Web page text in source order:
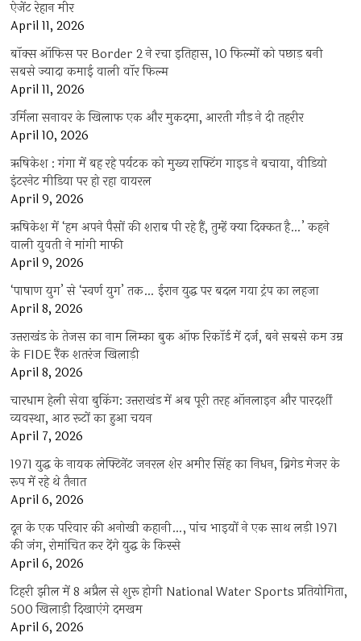
ऐजेंट रेहान मीर
April 11, 2026
बॉक्स ऑफिस पर Border 2 ने रचा इतिहास, 10 फिल्मों को पछाड़ बनी
सबसे ज्यादा कमाई वाली वॉर फिल्म
April 11, 2026
उर्मिला सनावर के खिलाफ एक और मुकदमा, आरती गौड़ ने दी तहरीर
April 10, 2026
ऋषिकेश : गंगा में बह रहे पर्यटक को मुख्य राफ्टिंग गाइड ने बचाया, वीडियो
इंटरनेट मीडिया पर हो रहा वायरल
April 9, 2026
ऋषिकेश में ‘हम अपने पैसों की शराब पी रहे हैं, तुम्हें क्या दिक्कत है…’ कहने
वाली युवती ने मांगी माफी
April 9, 2026
‘पाषाण युग’ से ‘स्वर्ण युग’ तक… ईरान युद्ध पर बदल गया ट्रंप का लहजा
April 8, 2026
उत्तराखंड के तेजस का नाम लिम्का बुक ऑफ रिकॉर्ड में दर्ज, बने सबसे कम उम्र
के FIDE रैंक शतरंज खिलाड़ी
April 8, 2026
चारधाम हेली सेवा बुकिंग: उत्तराखंड में अब पूरी तरह ऑनलाइन और पारदर्शी
व्यवस्था, आठ रूटों का हुआ चयन
April 7, 2026
1971 युद्ध के नायक लेफ्टिनेंट जनरल शेर अमीर सिंह का निधन, ब्रिगेड मेजर के
रूप में रहे थे तैनात
April 6, 2026
दून के एक परिवार की अनोखी कहानी…, पांच भाइयों ने एक साथ लड़ी 1971
की जंग, रोमांचित कर देंगे युद्ध के किस्से
April 6, 2026
टिहरी झील में 8 अप्रैल से शुरू होगी National Water Sports प्रतियोगिता,
500 खिलाड़ी दिखाएंगे दमखम
April 6, 2026